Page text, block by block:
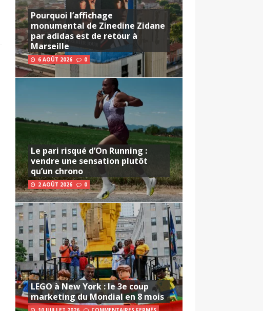
Pourquoi l’affichage
monumental de Zinedine Zidane
par adidas est de retour à
Marseille
6 AOÛT 2026 0
Le pari risqué d’On Running :
vendre une sensation plutôt
qu’un chrono
2 AOÛT 2026 0
LEGO à New York : le 3e coup
marketing du Mondial en 8 mois